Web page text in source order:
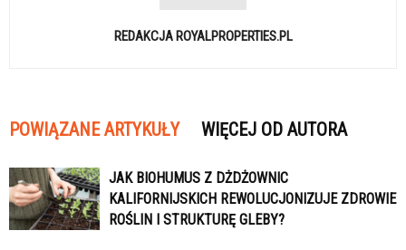
REDAKCJA ROYALPROPERTIES.PL
POWIĄZANE ARTYKUŁY WIĘCEJ OD AUTORA
JAK BIOHUMUS Z DŻDŻOWNIC
KALIFORNIJSKICH REWOLUCJONIZUJE ZDROWIE
ROŚLIN I STRUKTURĘ GLEBY?